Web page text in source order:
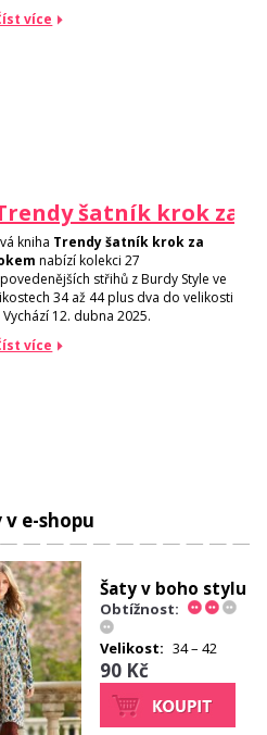
více
šatník krok za
kniha Trendy šatník krok za
nabízí kolekci 27
střihů z Burdy Style ve
34 až 44 plus dva do velikosti
Vychází 12. dubna 2025.
více
e-shopu
Šaty v boho stylu
Obtížnost:
Velikost: 34 – 42
90 Kč